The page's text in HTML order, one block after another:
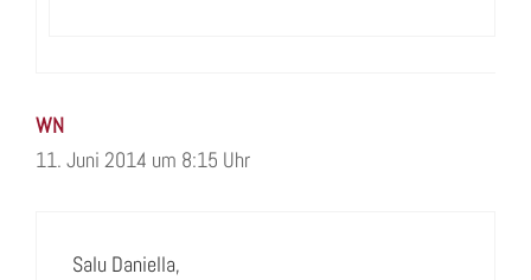
WN
11. Juni 2014 um 8:15 Uhr
Salu Daniella,